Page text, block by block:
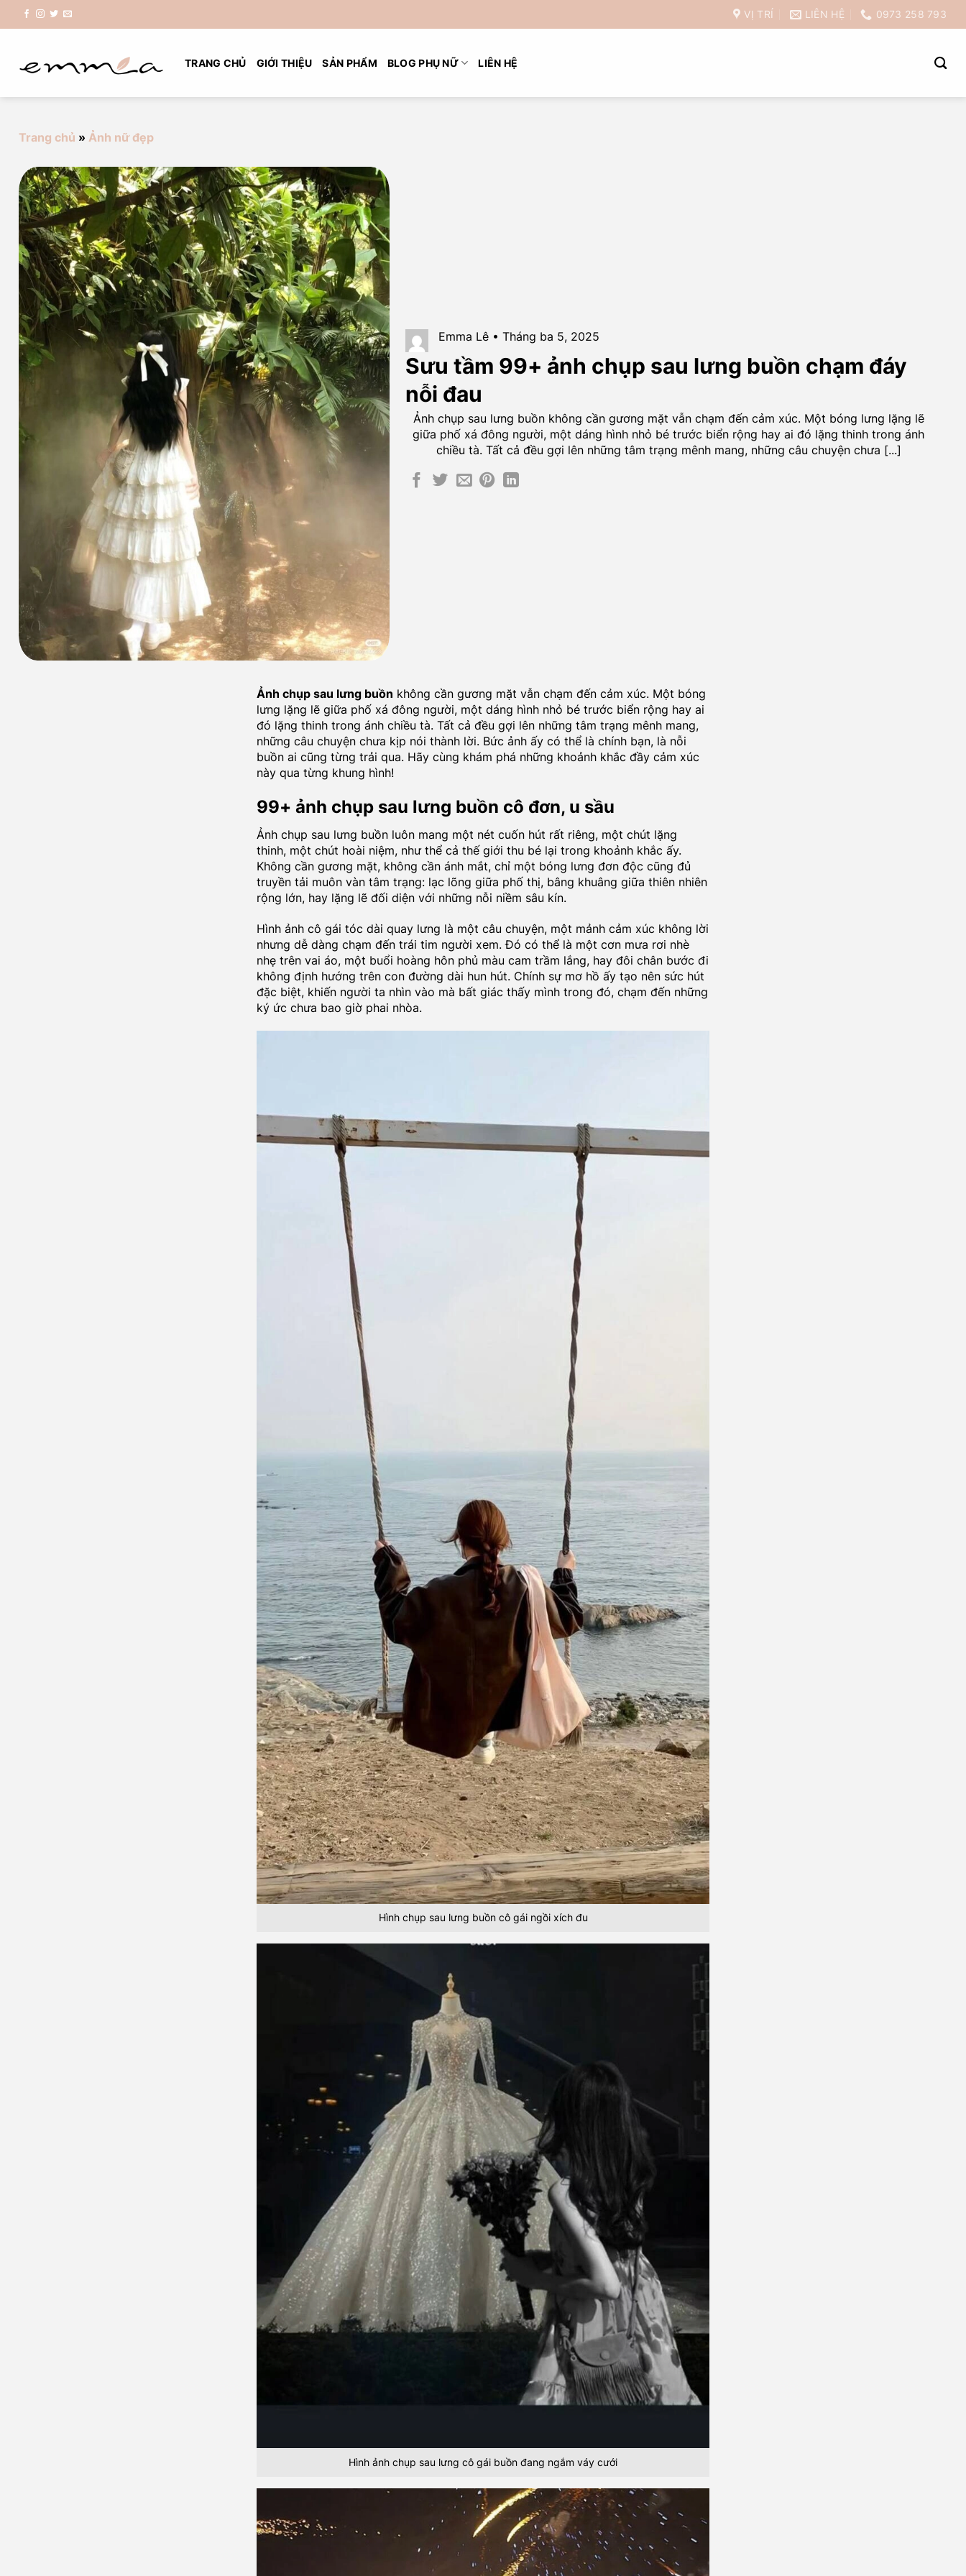
Chuyển
đến
dung
VỊ TRÍ LIÊN HỆ 0973 258 793
TRANG CHỦ GIỚI THIỆU SẢN PHẨM BLOG PHỤ NỮ LIÊN HỆ
Trang chủ » Ảnh nữ đẹp
Emma Lê • Tháng ba 5, 2025
Sưu tầm 99+ ảnh chụp sau lưng buồn chạm đáy
nỗi đau
Ảnh chụp sau lưng buồn không cần gương mặt vẫn chạm đến cảm xúc. Một bóng lưng lặng lẽ
giữa phố xá đông người, một dáng hình nhỏ bé trước biển rộng hay ai đó lặng thinh trong ánh
chiều tà. Tất cả đều gợi lên những tâm trạng mênh mang, những câu chuyện chưa [...]
Ảnh chụp sau lưng buồn không cần gương mặt vẫn chạm đến cảm xúc. Một bóng
lưng lặng lẽ giữa phố xá đông người, một dáng hình nhỏ bé trước biển rộng hay ai
đó lặng thinh trong ánh chiều tà. Tất cả đều gợi lên những tâm trạng mênh mang,
những câu chuyện chưa kịp nói thành lời. Bức ảnh ấy có thể là chính bạn, là nỗi
buồn ai cũng từng trải qua. Hãy cùng khám phá những khoảnh khắc đầy cảm xúc
này qua từng khung hình!
99+ ảnh chụp sau lưng buồn cô đơn, u sầu
Ảnh chụp sau lưng buồn luôn mang một nét cuốn hút rất riêng, một chút lặng
thinh, một chút hoài niệm, như thể cả thế giới thu bé lại trong khoảnh khắc ấy.
Không cần gương mặt, không cần ánh mắt, chỉ một bóng lưng đơn độc cũng đủ
truyền tải muôn vàn tâm trạng: lạc lõng giữa phố thị, bâng khuâng giữa thiên nhiên
rộng lớn, hay lặng lẽ đối diện với những nỗi niềm sâu kín.
Hình ảnh cô gái tóc dài quay lưng là một câu chuyện, một mảnh cảm xúc không lời
nhưng dễ dàng chạm đến trái tim người xem. Đó có thể là một cơn mưa rơi nhè
nhẹ trên vai áo, một buổi hoàng hôn phủ màu cam trầm lắng, hay đôi chân bước đi
không định hướng trên con đường dài hun hút. Chính sự mơ hồ ấy tạo nên sức hút
đặc biệt, khiến người ta nhìn vào mà bất giác thấy mình trong đó, chạm đến những
ký ức chưa bao giờ phai nhòa.
Hình chụp sau lưng buồn cô gái ngồi xích đu
Hình ảnh chụp sau lưng cô gái buồn đang ngắm váy cưới